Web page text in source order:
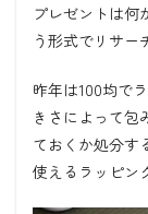
プレゼントは何
う形式でリサー
昨年は100均で
きさによって包
ておくか処分す
使えるラッピン